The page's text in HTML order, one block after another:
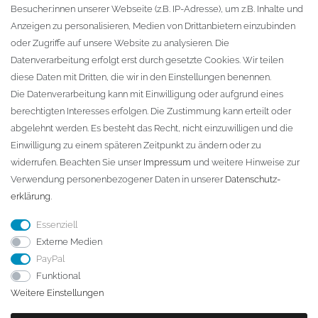
KONTAKT
Fa. Steffen Jost
Söbrigener Weg 50
D-01796 Pirna
Telefon:+49 (0)3501 507295
info@dach-teufel.de
Besucher:innen unserer Webseite (z.B. IP-Adresse), um z.B. Inhalte und
Anzeigen zu personalisieren, Medien von Drittanbietern einzubinden
oder Zugriffe auf unsere Website zu analysieren. Die
Datenverarbeitung erfolgt erst durch gesetzte Cookies. Wir teilen
diese Daten mit Dritten, die wir in den Einstellungen benennen.
Die Datenverarbeitung kann mit Einwilligung oder aufgrund eines
berechtigten Interesses erfolgen. Die Zustimmung kann erteilt oder
abgelehnt werden. Es besteht das Recht, nicht einzuwilligen und die
Einwilligung zu einem späteren Zeitpunkt zu ändern oder zu
widerrufen. Beachten Sie unser Impressum und weitere Hinweise zur
Verwendung personenbezogener Daten in unserer Daten­schutz­
erklärung.
Essenziell
Externe Medien
PayPal
Funktional
Weitere Einstellungen